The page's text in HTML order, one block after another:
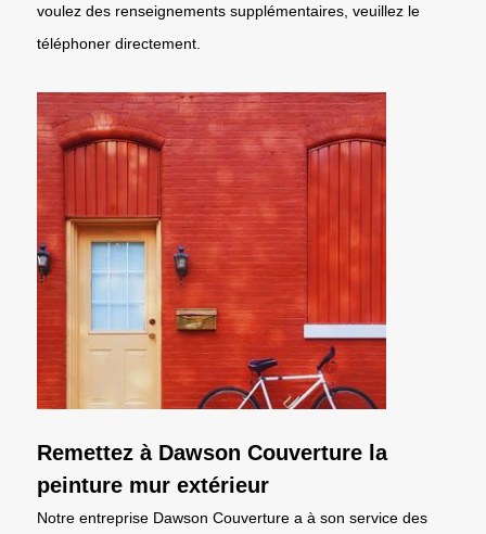
voulez des renseignements supplémentaires, veuillez le
téléphoner directement.
Remettez à Dawson Couverture la
peinture mur extérieur
Notre entreprise Dawson Couverture a à son service des